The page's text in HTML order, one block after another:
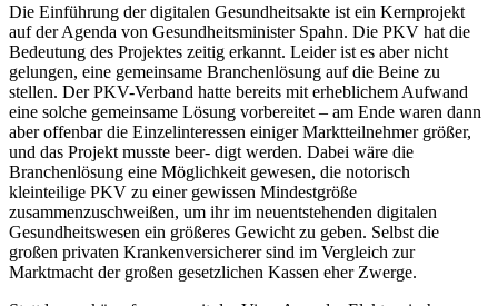
Die Einführung der digitalen Gesundheitsakte ist ein Kernprojekt
auf der Agenda von Gesundheitsminister Spahn. Die PKV hat die
Bedeutung des Projektes zeitig erkannt. Leider ist es aber nicht
gelungen, eine gemeinsame Branchenlösung auf die Beine zu
stellen. Der PKV-Verband hatte bereits mit erheblichem Aufwand
eine solche gemeinsame Lösung vorbereitet – am Ende waren dann
aber offenbar die Einzelinteressen einiger Marktteilnehmer größer,
und das Projekt musste beer- digt werden. Dabei wäre die
Branchenlösung eine Möglichkeit gewesen, die notorisch
kleinteilige PKV zu einer gewissen Mindestgröße
zusammenzuschweißen, um ihr im neuentstehenden digitalen
Gesundheitswesen ein größeres Gewicht zu geben. Selbst die
großen privaten Krankenversicherer sind im Vergleich zur
Marktmacht der großen gesetzlichen Kassen eher Zwerge.